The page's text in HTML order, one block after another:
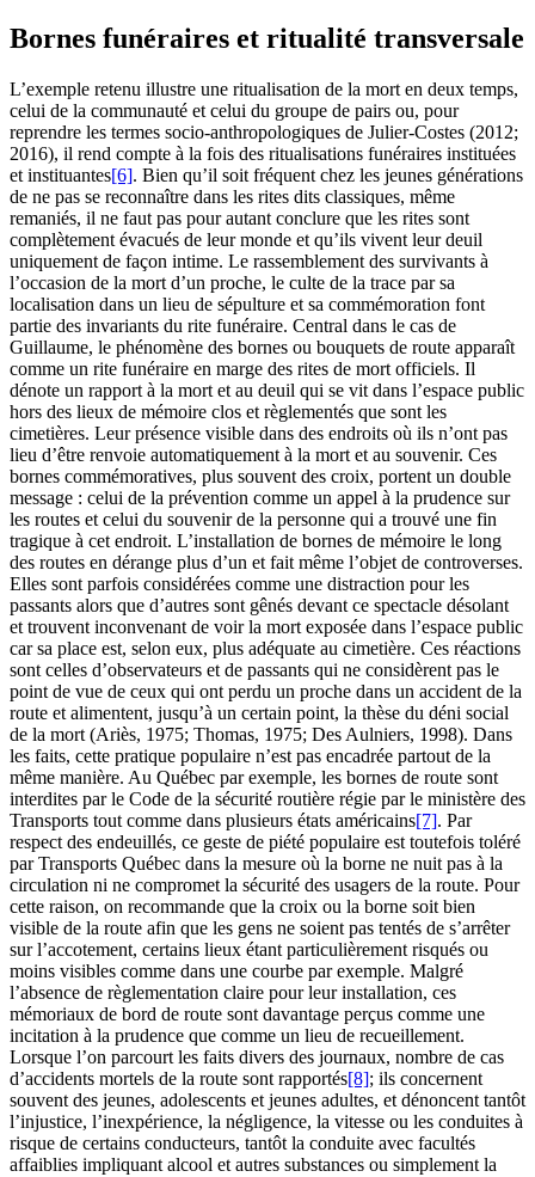
Bornes funéraires et ritualité transversale
L’exemple retenu illustre une ritualisation de la mort en deux temps,
celui de la communauté et celui du groupe de pairs ou, pour
reprendre les termes socio-anthropologiques de Julier-Costes (2012;
2016), il rend compte à la fois des ritualisations funéraires instituées
et instituantes[6]. Bien qu’il soit fréquent chez les jeunes générations
de ne pas se reconnaître dans les rites dits classiques, même
remaniés, il ne faut pas pour autant conclure que les rites sont
complètement évacués de leur monde et qu’ils vivent leur deuil
uniquement de façon intime. Le rassemblement des survivants à
l’occasion de la mort d’un proche, le culte de la trace par sa
localisation dans un lieu de sépulture et sa commémoration font
partie des invariants du rite funéraire. Central dans le cas de
Guillaume, le phénomène des bornes ou bouquets de route apparaît
comme un rite funéraire en marge des rites de mort officiels. Il
dénote un rapport à la mort et au deuil qui se vit dans l’espace public
hors des lieux de mémoire clos et règlementés que sont les
cimetières. Leur présence visible dans des endroits où ils n’ont pas
lieu d’être renvoie automatiquement à la mort et au souvenir. Ces
bornes commémoratives, plus souvent des croix, portent un double
message : celui de la prévention comme un appel à la prudence sur
les routes et celui du souvenir de la personne qui a trouvé une fin
tragique à cet endroit. L’installation de bornes de mémoire le long
des routes en dérange plus d’un et fait même l’objet de controverses.
Elles sont parfois considérées comme une distraction pour les
passants alors que d’autres sont gênés devant ce spectacle désolant
et trouvent inconvenant de voir la mort exposée dans l’espace public
car sa place est, selon eux, plus adéquate au cimetière. Ces réactions
sont celles d’observateurs et de passants qui ne considèrent pas le
point de vue de ceux qui ont perdu un proche dans un accident de la
route et alimentent, jusqu’à un certain point, la thèse du déni social
de la mort (Ariès, 1975; Thomas, 1975; Des Aulniers, 1998). Dans
les faits, cette pratique populaire n’est pas encadrée partout de la
même manière. Au Québec par exemple, les bornes de route sont
interdites par le Code de la sécurité routière régie par le ministère des
Transports tout comme dans plusieurs états américains[7]. Par
respect des endeuillés, ce geste de piété populaire est toutefois toléré
par Transports Québec dans la mesure où la borne ne nuit pas à la
circulation ni ne compromet la sécurité des usagers de la route. Pour
cette raison, on recommande que la croix ou la borne soit bien
visible de la route afin que les gens ne soient pas tentés de s’arrêter
sur l’accotement, certains lieux étant particulièrement risqués ou
moins visibles comme dans une courbe par exemple. Malgré
l’absence de règlementation claire pour leur installation, ces
mémoriaux de bord de route sont davantage perçus comme une
incitation à la prudence que comme un lieu de recueillement.
Lorsque l’on parcourt les faits divers des journaux, nombre de cas
d’accidents mortels de la route sont rapportés[8]; ils concernent
souvent des jeunes, adolescents et jeunes adultes, et dénoncent tantôt
l’injustice, l’inexpérience, la négligence, la vitesse ou les conduites à
risque de certains conducteurs, tantôt la conduite avec facultés
affaiblies impliquant alcool et autres substances ou simplement la